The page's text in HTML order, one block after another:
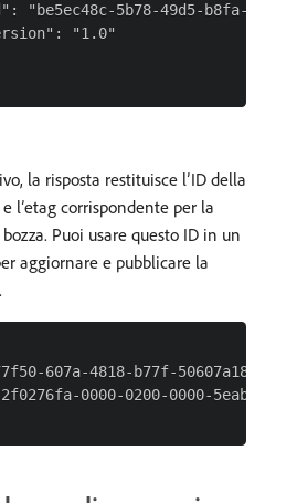
"be5ec48c-5b78-49d5-b8fa-
"1.0"
la risposta restituisce l’ID della
l’etag corrispondente per la
Puoi usare questo ID in un
aggiornare e pubblicare la
607a-4818-b77f-
0000-0200-0000-